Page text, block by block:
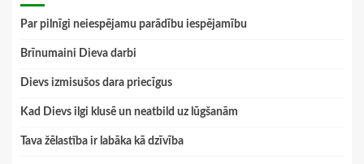
Par pilnīgi neiespējamu parādību iespējamību
Brīnumaini Dieva darbi
Dievs izmisušos dara priecīgus
Kad Dievs ilgi klusē un neatbild uz lūgšanām
Tava žēlastība ir labāka kā dzīvība